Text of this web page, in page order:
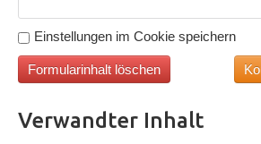
Einstellungen im Cookie speichern
Verwandter Inhalt